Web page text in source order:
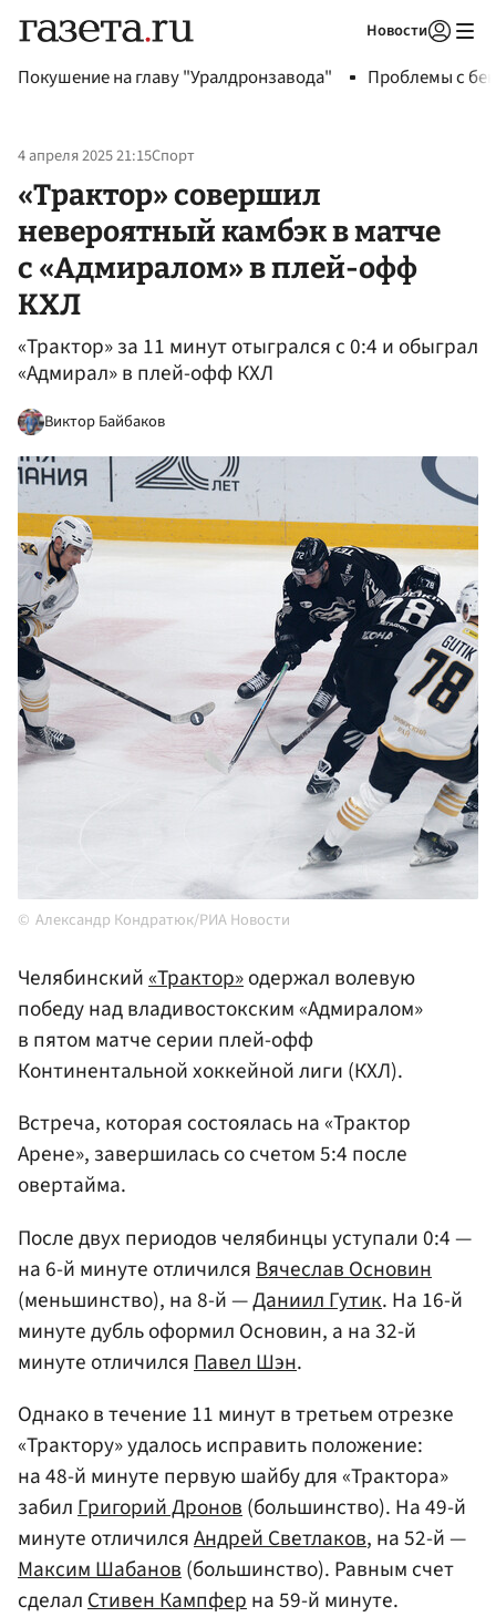
Новости
Покушение на главу "Уралдронзавода" Проблемы с
4 апреля 2025 21:15Спорт
«Трактор» совершил
невероятный камбэк в матче
с «Адмиралом» в плей-офф
КХЛ
«Трактор» за 11 минут отыгрался с 0:4 и обыграл
«Адмирал» в плей-офф КХЛ
Виктор Байбаков
Александр Кондратюк/РИА Новости
Челябинский«Трактор»одержал волевую
победу над владивостокским «Адмиралом»
в пятом матче серии плей-офф
Континентальной хоккейной лиги (КХЛ).
Встреча, которая состоялась на «Трактор
Арене», завершилась со счетом 5:4 после
овертайма.
После двух периодов челябинцы уступали 0:4 —
на 6-й минуте отличился Вячеслав Основин
(меньшинство), на 8-й —Даниил Гутик. На 16-й
минуте дубль оформил Основин, а на 32-й
минуте отличился Павел Шэн.
Однако в течение 11 минут в третьем отрезке
«Трактору» удалось исправить положение:
на 48-й минуте первую шайбу для «Трактора»
забилГригорий Дронов(большинство). На 49-й
минуте отличилсяАндрей Светлаков, на 52-й —
Максим Шабанов(большинство). Равным счет
сделалСтивен Кампферна 59-й минуте.